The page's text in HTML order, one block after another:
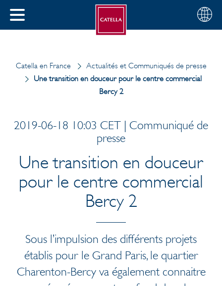
FERMER
votre
Français
Catella en France
Actualités et Communiqués de presse
Une transition en douceur pour le centre commercial
Bercy 2
2019-06-18 10:03 CET | Communiqué de
presse
Une transition en douceur
pour le centre commercial
Bercy 2
Sous l’impulsion des différents projets
établis pour le Grand Paris, le quartier
Charenton-Bercy va également connaitre